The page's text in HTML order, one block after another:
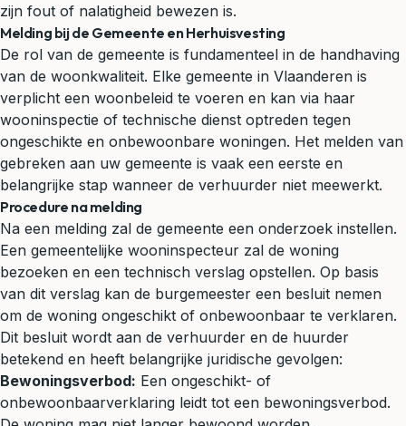
zijn fout of nalatigheid bewezen is.
Melding bij de Gemeente en Herhuisvesting
De rol van de gemeente is fundamenteel in de handhaving
van de woonkwaliteit. Elke gemeente in Vlaanderen is
verplicht een woonbeleid te voeren en kan via haar
wooninspectie of technische dienst optreden tegen
ongeschikte en onbewoonbare woningen. Het melden van
gebreken aan uw gemeente is vaak een eerste en
belangrijke stap wanneer de verhuurder niet meewerkt.
Procedure na melding
Na een melding zal de gemeente een onderzoek instellen.
Een gemeentelijke wooninspecteur zal de woning
bezoeken en een technisch verslag opstellen. Op basis
van dit verslag kan de burgemeester een besluit nemen
om de woning ongeschikt of onbewoonbaar te verklaren.
Dit besluit wordt aan de verhuurder en de huurder
betekend en heeft belangrijke juridische gevolgen:
Bewoningsverbod: Een ongeschikt- of
onbewoonbaarverklaring leidt tot een bewoningsverbod.